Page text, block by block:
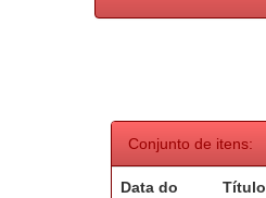
Conjunto de itens:
Data do Título